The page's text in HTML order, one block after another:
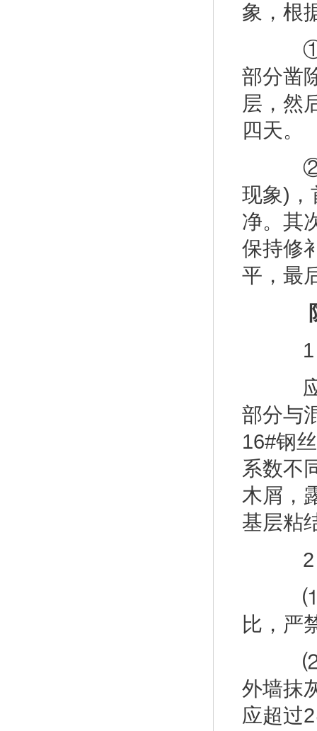
象，根
①涨
部分凿
层，然
四天。
②蜂
现象)，
净。其
保持修
平，最
1
应
部分与
16#钢
系数不
木屑，
基层粘
2
⑴砂
比，严
⑵对
外墙抹
应超过